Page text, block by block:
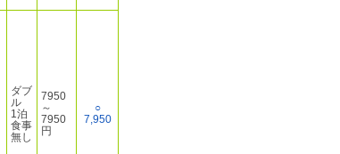
ダブ
ル
1泊
食事
無し
7950
～
7950
円
○
7,950